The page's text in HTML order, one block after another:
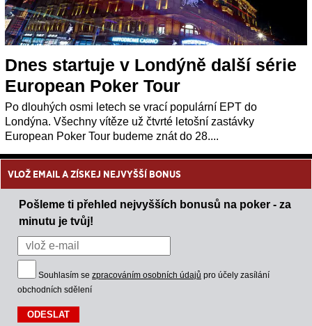
Dnes startuje v Londýně další série
European Poker Tour
Po dlouhých osmi letech se vrací populární EPT do
Londýna. Všechny vítěze už čtvrté letošní zastávky
European Poker Tour budeme znát do 28....
VLOŽ EMAIL A ZÍSKEJ NEJVYŠŠÍ BONUS
Pošleme ti přehled nejvyšších bonusů na poker - za
minutu je tvůj!
Souhlasím se zpracováním osobních údajů pro účely zasílání
obchodních sdělení